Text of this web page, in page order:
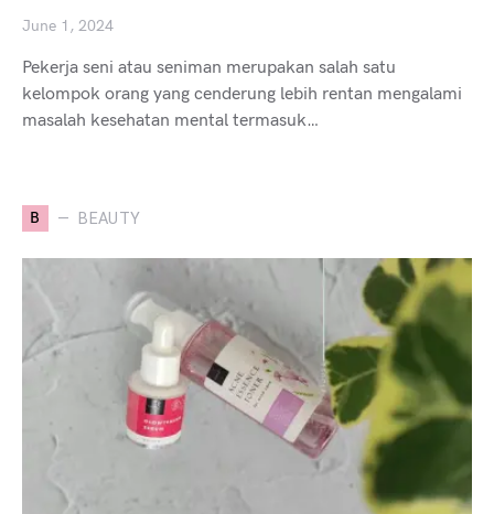
June 1, 2024
Pekerja seni atau seniman merupakan salah satu
kelompok orang yang cenderung lebih rentan mengalami
masalah kesehatan mental termasuk…
B BEAUTY